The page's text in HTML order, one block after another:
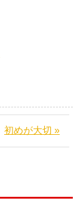
初めが大切 »